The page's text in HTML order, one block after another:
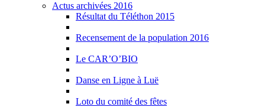
Actus archivées 2016
Résultat du Téléthon 2015
Recensement de la population 2016
Le CAR’O’BIO
Danse en Ligne à Luë
Loto du comité des fêtes